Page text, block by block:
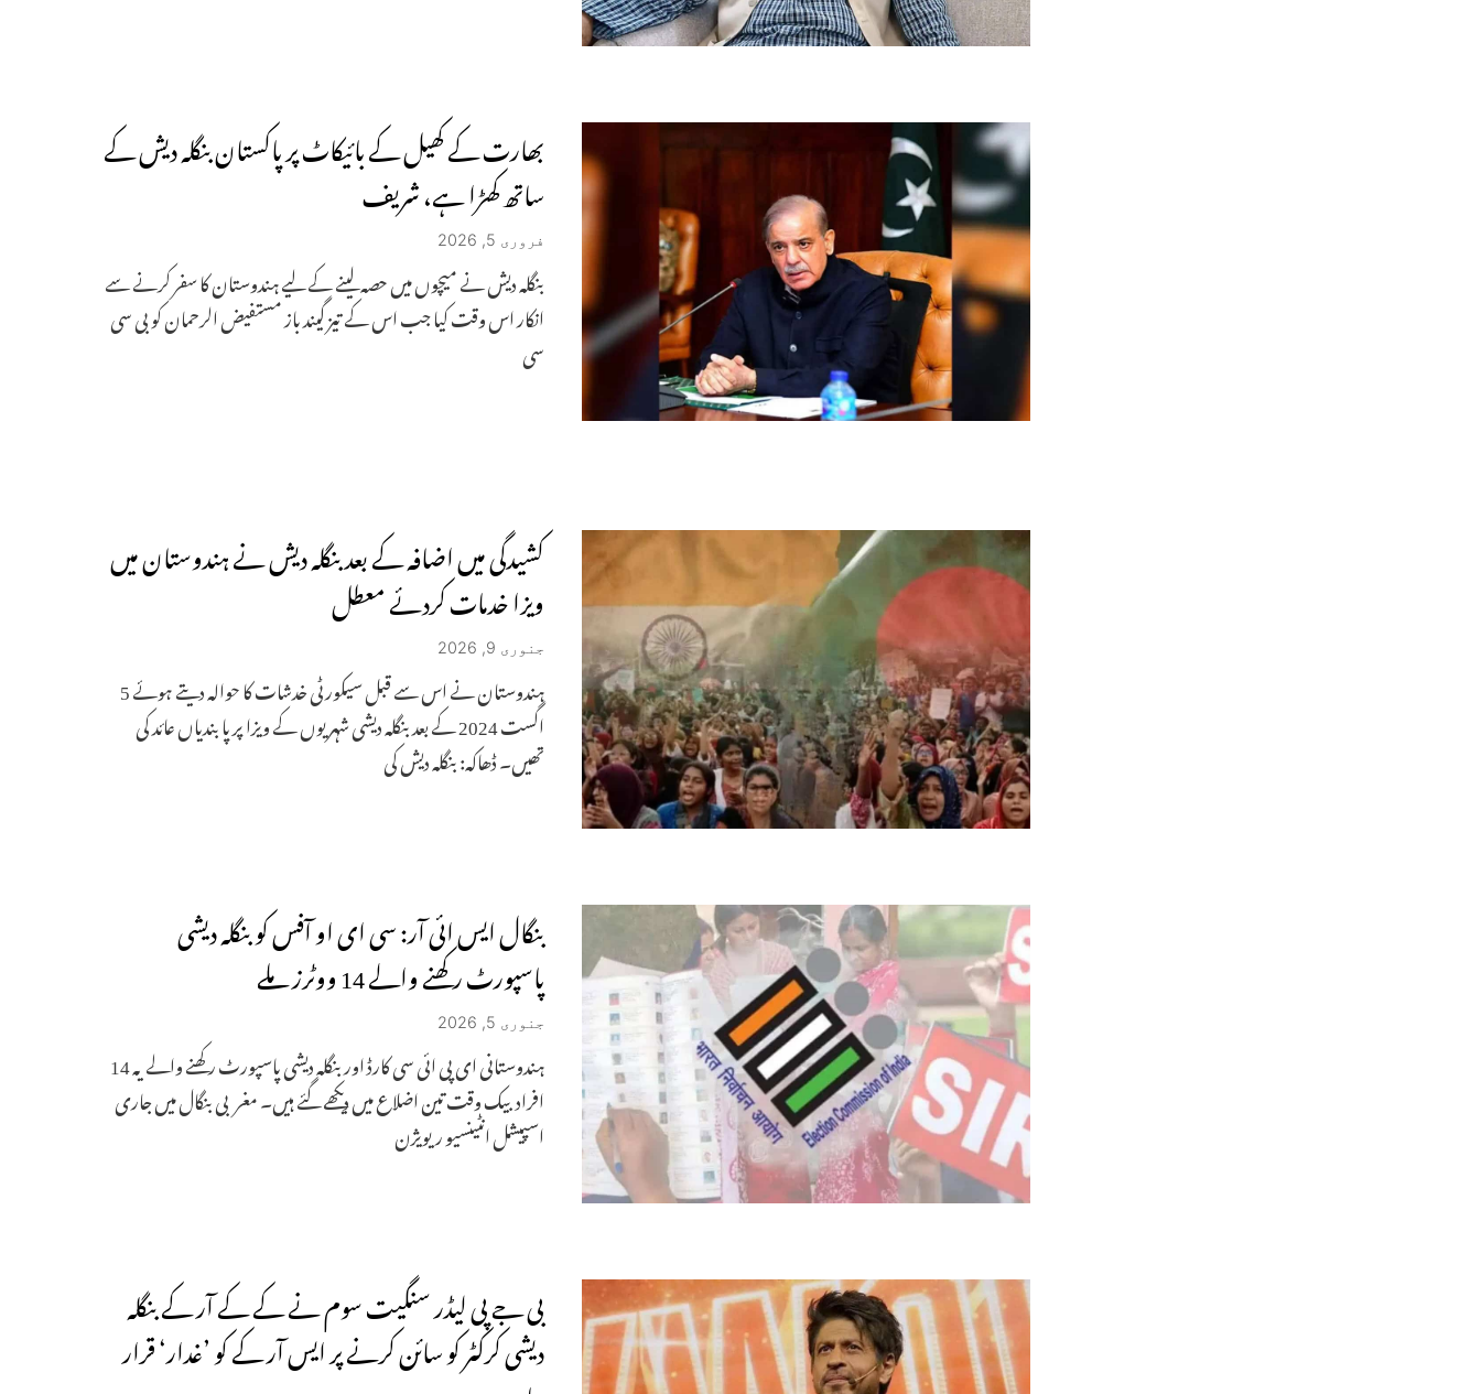
بھارت کے کھیل کے بائیکاٹ پر پاکستان بنگلہ دیش کے
ساتھ کھڑا ہے، شریف
فروری 5, 2026
بنگلہ دیش نے میچوں میں حصہ لینے کے لیے ہندوستان کا سفر کرنے سے
انکار اس وقت کیا جب اس کے تیز گیند باز مستفیض الرحمان کو بی سی
سی
کشیدگی میں اضافہ کے بعد بنگلہ دیش نے ہندوستان میں
ویزا خدمات کردئے معطل
جنوری 9, 2026
ہندوستان نے اس سے قبل سیکورٹی خدشات کا حوالہ دیتے ہوئے 5
اگست 2024 کے بعد بنگلہ دیشی شہریوں کے ویزا پر پابندیاں عائد کی
تھیں۔ ڈھاکہ: بنگلہ دیش کی
بنگال ایس ائی آر: سی ای او آفس کو بنگلہ دیشی
پاسپورٹ رکھنے والے 14 ووٹرز ملے
جنوری 5, 2026
ہندوستانی ای پی ائی سی کارڈ اور بنگلہ دیشی پاسپورٹ رکھنے والے یہ 14
افراد بیک وقت تین اضلاع میں دیکھے گئے ہیں۔ مغربی بنگال میں جاری
اسپیشل انٹینسیو ریویژن
بی جے پی لیڈر سنگیت سوم نے کے کے آر کے بنگلہ
دیشی کرکٹر کو سائن کرنے پر ایس آر کے کو ’غدار‘ قرار